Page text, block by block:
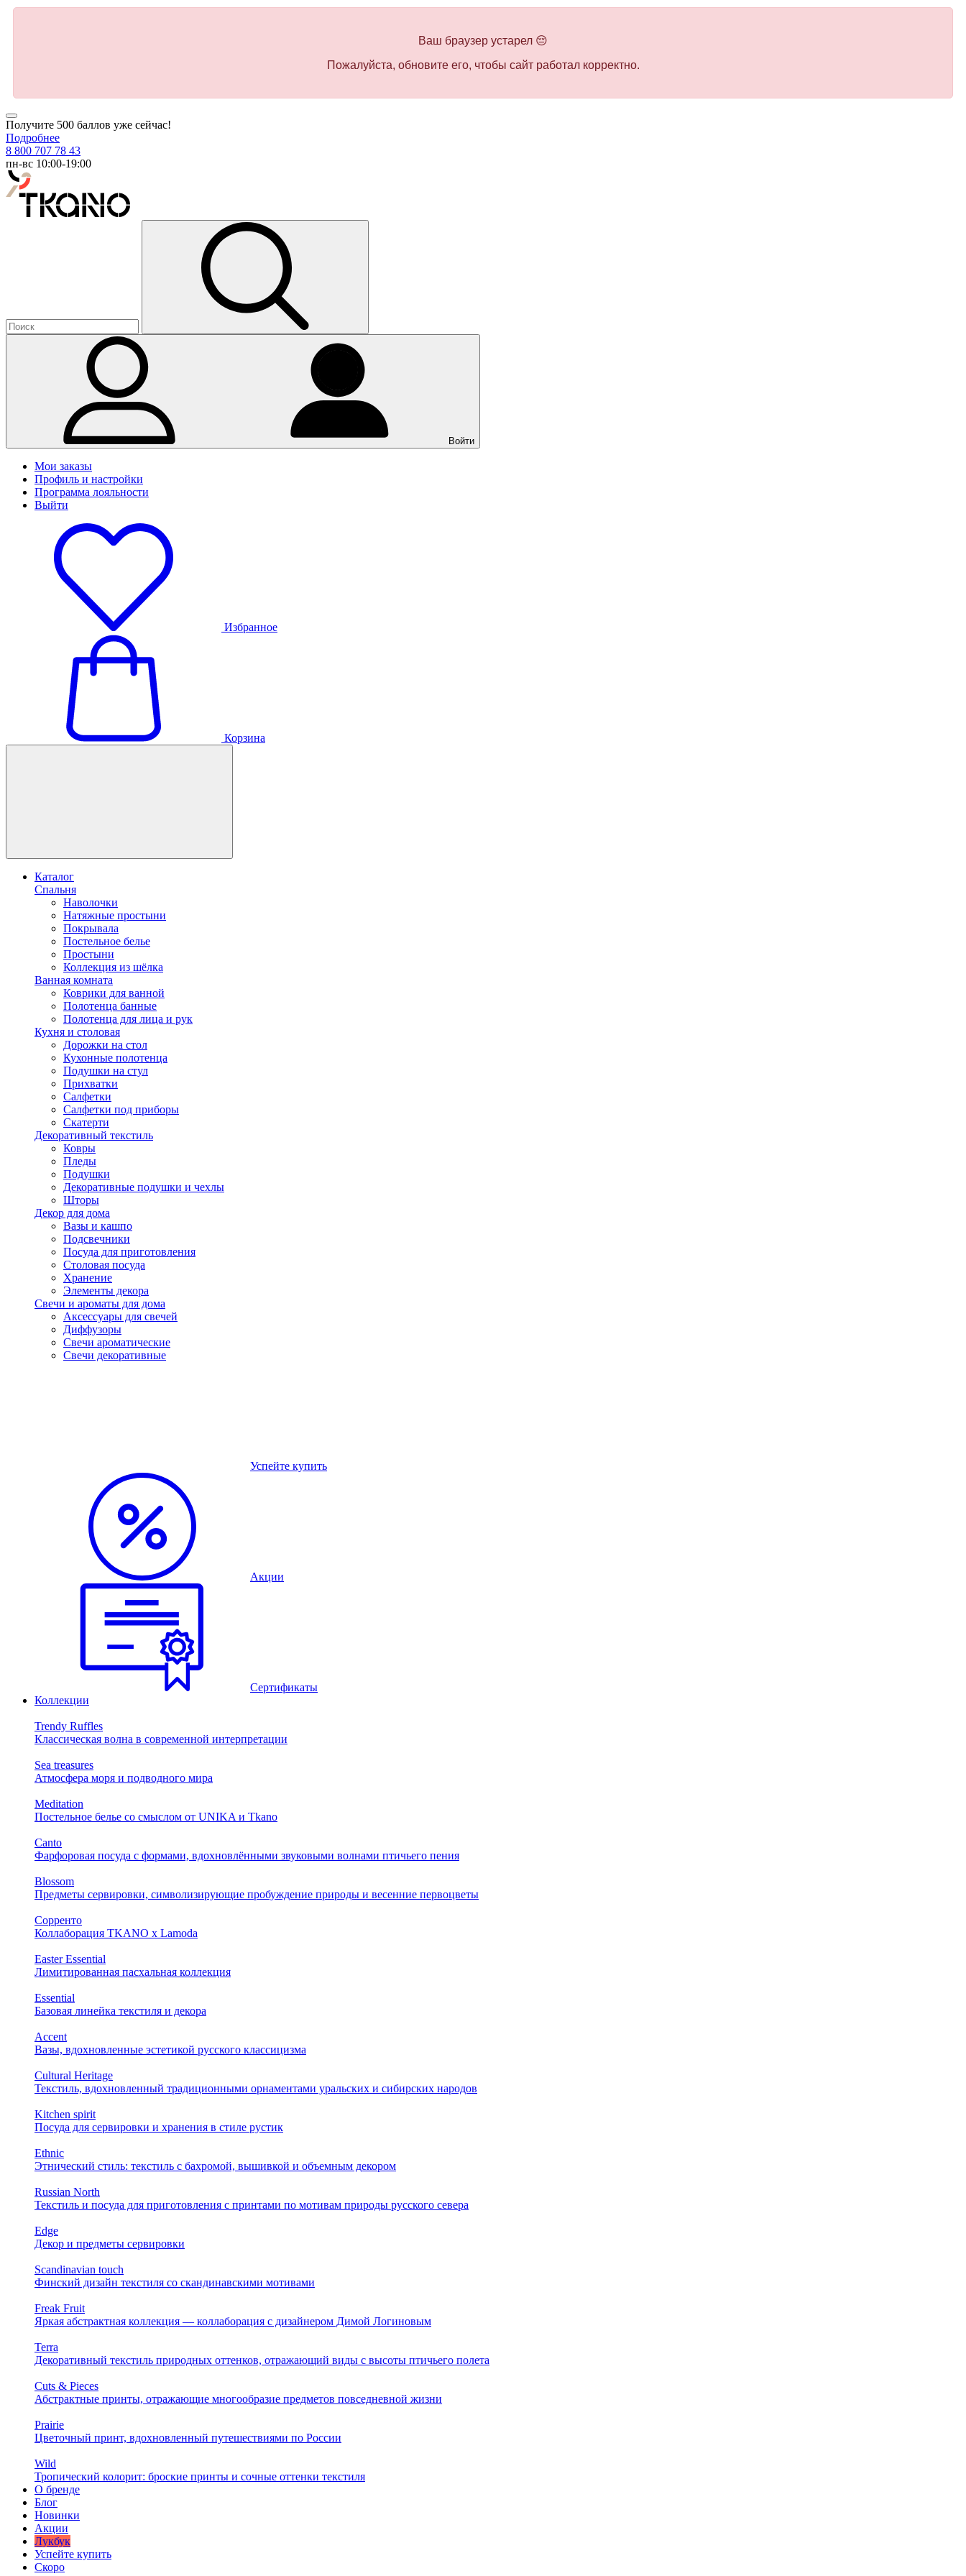
Ваш браузер устарел 😔
Пожалуйста, обновите его, чтобы сайт работал корректно.
Получите 500 баллов уже сейчас!
Подробнее
8 800 707 78 43
пн-вс 10:00-19:00
Войти
Мои заказы
Профиль и настройки
Программа лояльности
Выйти
Избранное
Корзина
Каталог
Спальня
Наволочки
Натяжные простыни
Покрывала
Постельное белье
Простыни
Коллекция из шёлка
Ванная комната
Коврики для ванной
Полотенца банные
Полотенца для лица и рук
Кухня и столовая
Дорожки на стол
Кухонные полотенца
Подушки на стул
Прихватки
Салфетки
Салфетки под приборы
Скатерти
Декоративный текстиль
Ковры
Пледы
Подушки
Декоративные подушки и чехлы
Шторы
Декор для дома
Вазы и кашпо
Подсвечники
Посуда для приготовления
Столовая посуда
Хранение
Элементы декора
Свечи и ароматы для дома
Аксессуары для свечей
Диффузоры
Свечи ароматические
Свечи декоративные
Успейте купить
Акции
Сертификаты
Коллекции
Trendy Ruffles
Классическая волна в современной интерпретации
Sea treasures
Атмосфера моря и подводного мира
Meditation
Постельное белье со смыслом от UNIKA и Tkano
Canto
Фарфоровая посуда с формами, вдохновлёнными звуковыми волнами птичьего пения
Blossom
Предметы сервировки, символизирующие пробуждение природы и весенние первоцветы
Сорренто
Коллаборация TKANO х Lamoda
Easter Essential
Лимитированная пасхальная коллекция
Essential
Базовая линейка текстиля и декора
Accent
Вазы, вдохновленные эстетикой русского классицизма
Cultural Heritage
Текстиль, вдохновленный традиционными орнаментами уральских и сибирских народов
Kitchen spirit
Посуда для сервировки и хранения в стиле рустик
Ethnic
Этнический стиль: текстиль с бахромой, вышивкой и объемным декором
Russian North
Текстиль и посуда для приготовления с принтами по мотивам природы русского севера
Edge
Декор и предметы сервировки
Scandinavian touch
Финский дизайн текстиля со скандинавскими мотивами
Freak Fruit
Яркая абстрактная коллекция — коллаборация с дизайнером Димой Логиновым
Terra
Декоративный текстиль природных оттенков, отражающий виды с высоты птичьего полета
Cuts & Pieces
Абстрактные принты, отражающие многообразие предметов повседневной жизни
Prairie
Цветочный принт, вдохновленный путешествиями по России
Wild
Тропический колорит: броские принты и сочные оттенки текстиля
О бренде
Блог
Новинки
Акции
Лукбук
Успейте купить
Скоро